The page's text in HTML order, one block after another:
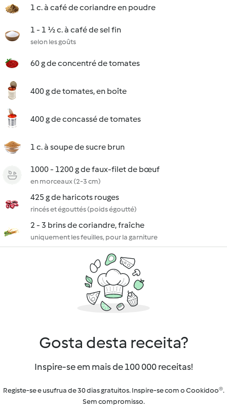
1 c. à café de coriandre en poudre
1 - 1 ½ c. à café de sel fin
selon les goûts
60 g de concentré de tomates
400 g de tomates, en boîte
400 g de concassé de tomates
1 c. à soupe de sucre brun
1000 - 1200 g de faux-filet de bœuf
en morceaux (2-3 cm)
425 g de haricots rouges
rincés et égouttés (poids égoutté)
2 - 3 brins de coriandre, fraîche
uniquement les feuilles, pour la garniture
Gosta desta receita?
Inspire-se em mais de 100 000 receitas!
Registe-se e usufrua de 30 dias gratuitos. Inspire-se com o Cookidoo®.
Sem compromisso.